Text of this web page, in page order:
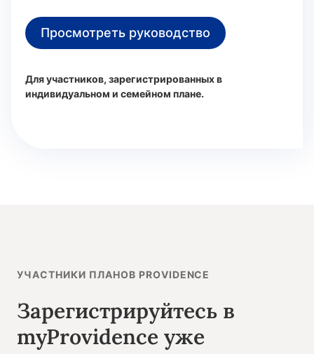
Просмотреть руководство
Для участников, зарегистрированных в
индивидуальном и семейном плане.
УЧАСТНИКИ ПЛАНОВ PROVIDENCE
Зарегистрируйтесь в
myProvidence уже